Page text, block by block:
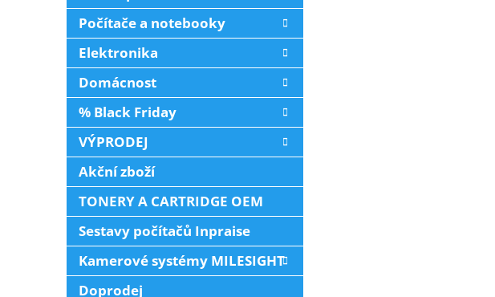
Počítače a notebooky
Elektronika
Domácnost
% Black Friday
VÝPRODEJ
Akční zboží
TONERY A CARTRIDGE OEM
Sestavy počítačů Inpraise
Kamerové systémy MILESIGHT
Doprodej